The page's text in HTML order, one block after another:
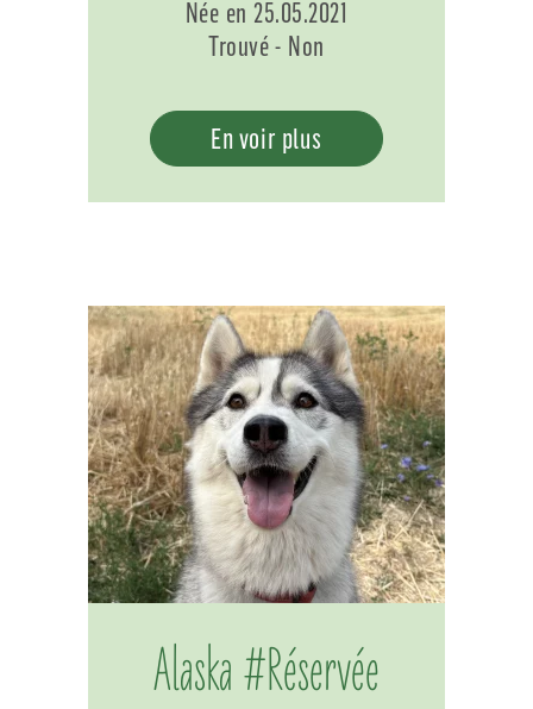
Née en 25.05.2021
Trouvé - Non
En voir plus
Alaska #Réservée